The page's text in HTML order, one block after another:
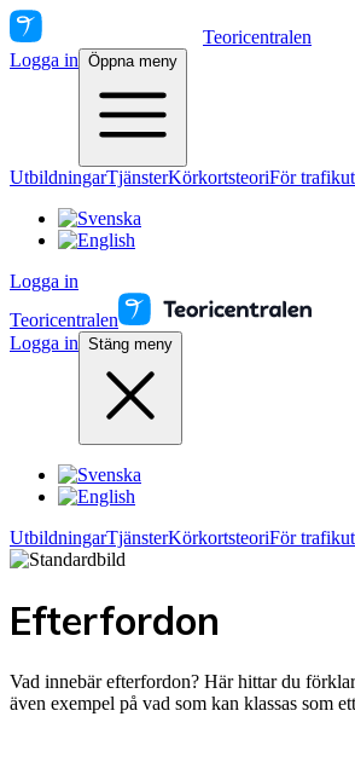
Teoricentralen
Logga in Öppna meny
UtbildningarTjänsterKörkortsteoriFör
Logga in
Teoricentralen
Logga in Stäng meny
UtbildningarTjänsterKörkortsteoriFör
Efterfordon
Vad innebär efterfordon? Här hittar du
även exempel på vad som kan klassas som